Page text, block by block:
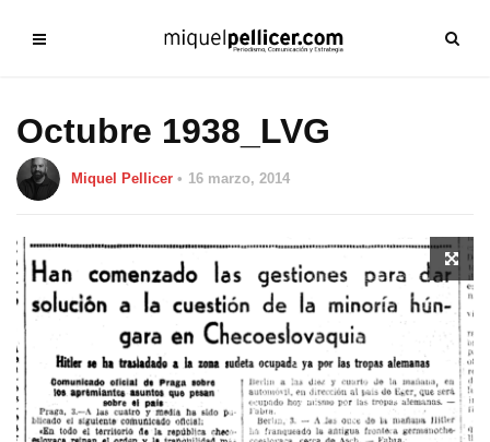
Octubre 1938_LVG
Miquel Pellicer 16 marzo, 2014